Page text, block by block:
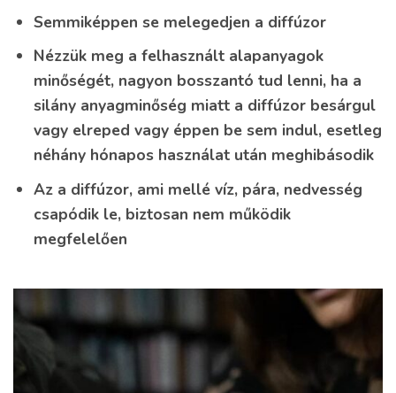
Semmiképpen se melegedjen a diffúzor
Nézzük meg a felhasznált alapanyagok
minőségét, nagyon bosszantó tud lenni, ha a
silány anyagminőség miatt a diffúzor besárgul
vagy elreped vagy éppen be sem indul, esetleg
néhány hónapos használat után meghibásodik
Az a diffúzor, ami mellé víz, pára, nedvesség
csapódik le, biztosan nem működik
megfelelően